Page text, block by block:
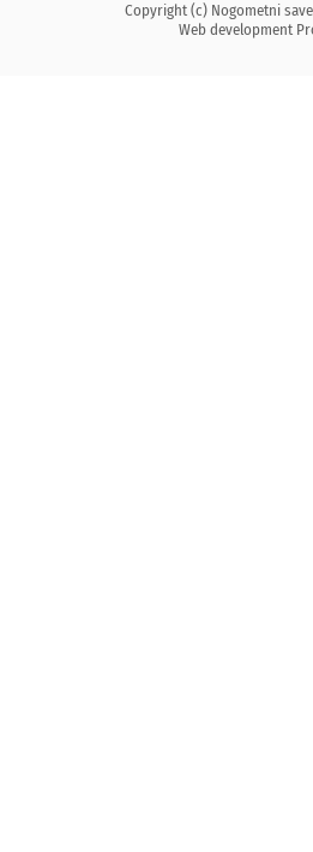
Copyright (c) Nogometni
Web development